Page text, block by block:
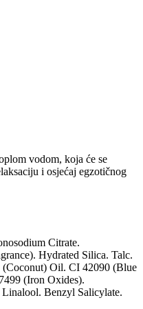
vodom, koja će se
i osjećaj egzotičnog
Citrate.
Hydrated Silica. Talc.
(Coconut) Oil. CI 42090 (Blue
(Iron Oxides).
Benzyl Salicylate.